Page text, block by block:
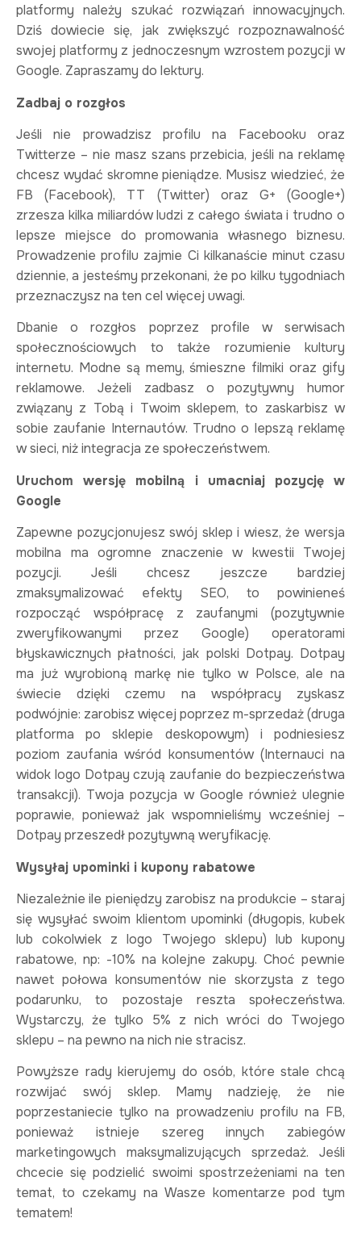
platformy należy szukać rozwiązań innowacyjnych.
Dziś dowiecie się, jak zwiększyć rozpoznawalność
swojej platformy z jednoczesnym wzrostem pozycji w
Google. Zapraszamy do lektury.
Zadbaj o rozgłos
Jeśli nie prowadzisz profilu na Facebooku oraz
Twitterze – nie masz szans przebicia, jeśli na reklamę
chcesz wydać skromne pieniądze. Musisz wiedzieć, że
FB (Facebook), TT (Twitter) oraz G+ (Google+)
zrzesza kilka miliardów ludzi z całego świata i trudno o
lepsze miejsce do promowania własnego biznesu.
Prowadzenie profilu zajmie Ci kilkanaście minut czasu
dziennie, a jesteśmy przekonani, że po kilku tygodniach
przeznaczysz na ten cel więcej uwagi.
Dbanie o rozgłos poprzez profile w serwisach
społecznościowych to także rozumienie kultury
internetu. Modne są memy, śmieszne filmiki oraz gify
reklamowe. Jeżeli zadbasz o pozytywny humor
związany z Tobą i Twoim sklepem, to zaskarbisz w
sobie zaufanie Internautów. Trudno o lepszą reklamę
w sieci, niż integracja ze społeczeństwem.
Uruchom wersję mobilną i umacniaj pozycję w
Google
Zapewne pozycjonujesz swój sklep i wiesz, że wersja
mobilna ma ogromne znaczenie w kwestii Twojej
pozycji. Jeśli chcesz jeszcze bardziej
zmaksymalizować efekty SEO, to powinieneś
rozpocząć współpracę z zaufanymi (pozytywnie
zweryfikowanymi przez Google) operatorami
błyskawicznych płatności, jak polski Dotpay. Dotpay
ma już wyrobioną markę nie tylko w Polsce, ale na
świecie dzięki czemu na współpracy zyskasz
podwójnie: zarobisz więcej poprzez m-sprzedaż (druga
platforma po sklepie deskopowym) i podniesiesz
poziom zaufania wśród konsumentów (Internauci na
widok logo Dotpay czują zaufanie do bezpieczeństwa
transakcji). Twoja pozycja w Google również ulegnie
poprawie, ponieważ jak wspomnieliśmy wcześniej –
Dotpay przeszedł pozytywną weryfikację.
Wysyłaj upominki i kupony rabatowe
Niezależnie ile pieniędzy zarobisz na produkcie – staraj
się wysyłać swoim klientom upominki (długopis, kubek
lub cokolwiek z logo Twojego sklepu) lub kupony
rabatowe, np: -10% na kolejne zakupy. Choć pewnie
nawet połowa konsumentów nie skorzysta z tego
podarunku, to pozostaje reszta społeczeństwa.
Wystarczy, że tylko 5% z nich wróci do Twojego
sklepu – na pewno na nich nie stracisz.
Powyższe rady kierujemy do osób, które stale chcą
rozwijać swój sklep. Mamy nadzieję, że nie
poprzestaniecie tylko na prowadzeniu profilu na FB,
ponieważ istnieje szereg innych zabiegów
marketingowych maksymalizujących sprzedaż. Jeśli
chcecie się podzielić swoimi spostrzeżeniami na ten
temat, to czekamy na Wasze komentarze pod tym
tematem!